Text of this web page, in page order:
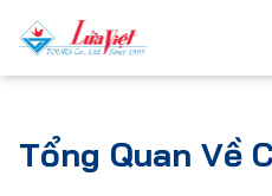
Tổng Quan Về